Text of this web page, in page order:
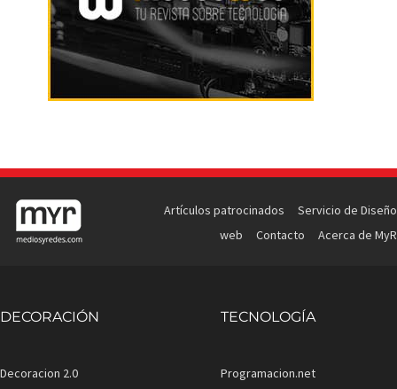
Artículos patrocinados
Servicio de Diseño
web
Contacto Acerca de MyR
DECORACIÓN
Decoracion 2.0
TECNOLOGÍA
Programacion.net